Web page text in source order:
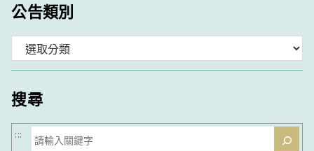
公告類別
類
搜尋
搜
:::